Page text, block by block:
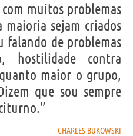
muitos problemas
maioria sejam criados
falando de problemas
hostilidade contra
maior o grupo,
que sou sempre
CHARLES BUKOWSKI